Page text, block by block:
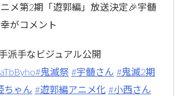
ニメ第2期「遊郭編」放送決定🎉宇髄
がコメント
派手なビジュアル公開
#鬼滅祭 #宇髄さん #鬼滅2期
ちゃん #遊郭編アニメ化 #小西さん